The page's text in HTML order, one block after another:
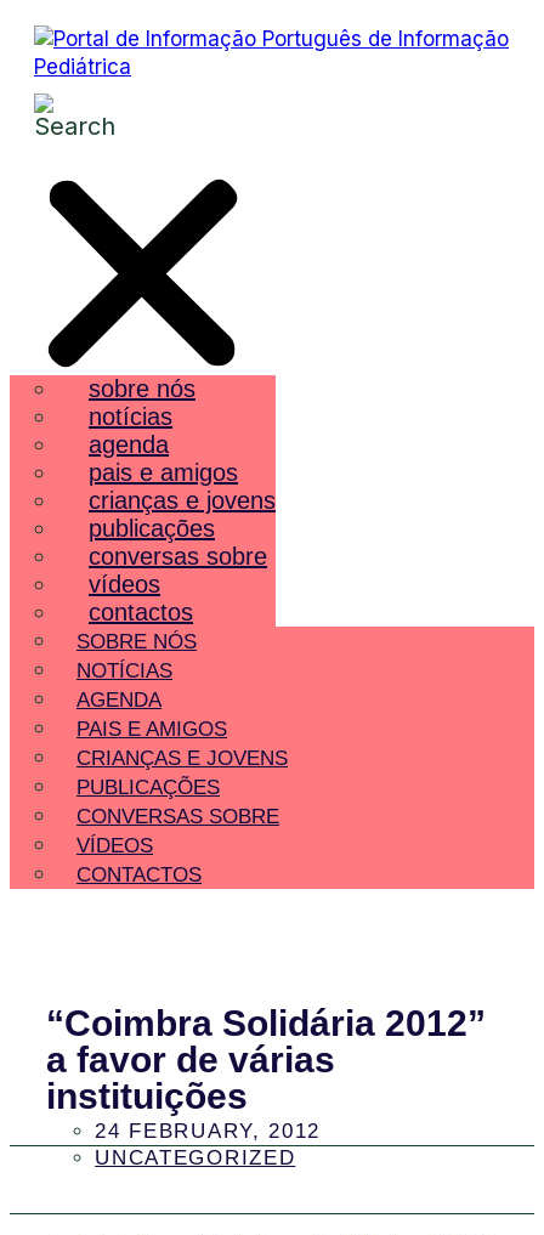
sobre nós
notícias
agenda
pais e amigos
crianças e jovens
publicações
conversas sobre
vídeos
contactos
SOBRE NÓS
NOTÍCIAS
AGENDA
PAIS E AMIGOS
CRIANÇAS E JOVENS
PUBLICAÇÕES
CONVERSAS SOBRE
VÍDEOS
CONTACTOS
“Coimbra Solidária 2012”
a favor de várias
instituições
24 FEBRUARY, 2012
UNCATEGORIZED